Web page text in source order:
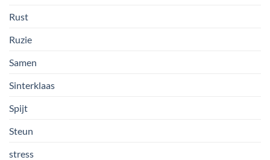
Rust
Ruzie
Samen
Sinterklaas
Spijt
Steun
stress